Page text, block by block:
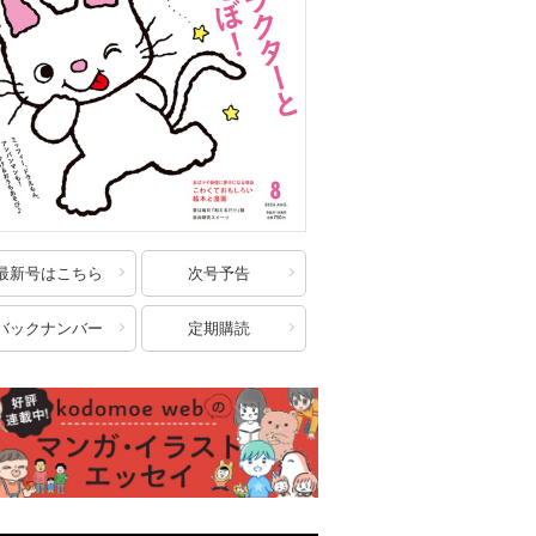
新号はこちら 次号予告
ックナンバー 定期購読